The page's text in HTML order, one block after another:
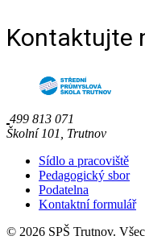
Kontaktujte
499 813 071
Školní 101, Trutnov
Sídlo a pracoviště
Pedagogický sbor
Podatelna
Kontaktní formulář
© 2026 SPŠ Trutnov.